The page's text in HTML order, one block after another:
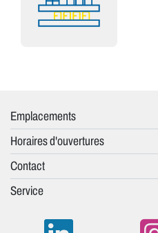
Emplacements
Horaires d'ouvertures
Contact
Service